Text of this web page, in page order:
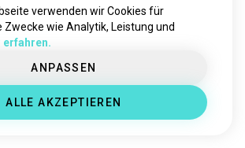
verwenden wir Cookies für
wie Analytik, Leistung und
erfahren.
ANPASSEN
ALLE AKZEPTIEREN